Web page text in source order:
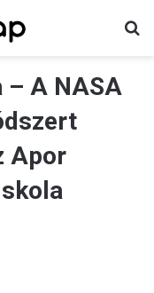
– A NASA
Apor